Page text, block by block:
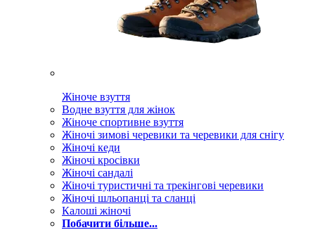
Жіноче взуття
Водне взуття для жінок
Жіноче спортивне взуття
Жіночі зимові черевики та черевики для снігу
Жіночі кеди
Жіночі кросівки
Жіночі сандалі
Жіночі туристичні та трекінгові черевики
Жіночі шльопанці та сланці
Калоші жіночі
Побачити більше...